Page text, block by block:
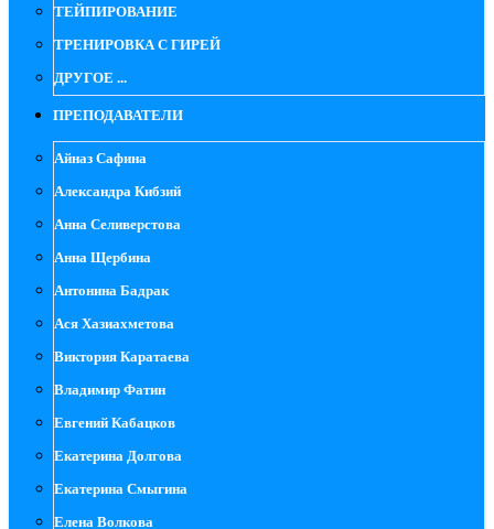
ТЕЙПИРОВАНИЕ
ТРЕНИРОВКА С ГИРЕЙ
ДРУГОЕ ...
ПРЕПОДАВАТЕЛИ
Айназ Сафина
Александра Кибзий
Анна Селиверстова
Анна Щербина
Антонина Бадрак
Ася Хазиахметова
Виктория Каратаева
Владимир Фатин
Евгений Кабацков
Екатерина Долгова
Екатерина Смыгина
Елена Волкова